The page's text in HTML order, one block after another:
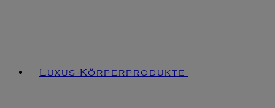
Luxus-Körperprodukte